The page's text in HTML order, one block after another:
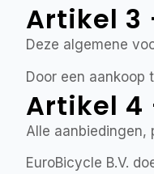
Artikel 3
Deze algemene
Door een aankoop
Artikel 4
Alle aanbiedingen,
EuroBicycle B.V.